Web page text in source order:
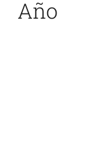
Año